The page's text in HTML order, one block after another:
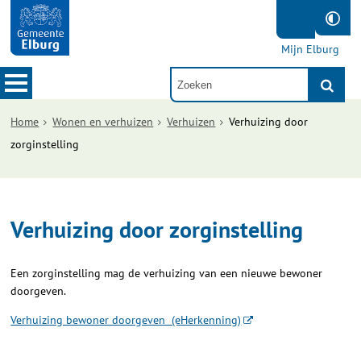
Mijn Elburg
Home Wonen en verhuizen Verhuizen
Verhuizing door
zorginstelling
Verhuizing door zorginstelling
Een zorginstelling mag de verhuizing van een nieuwe bewoner
doorgeven.
Verhuizing bewoner doorgeven (eHerkenning)